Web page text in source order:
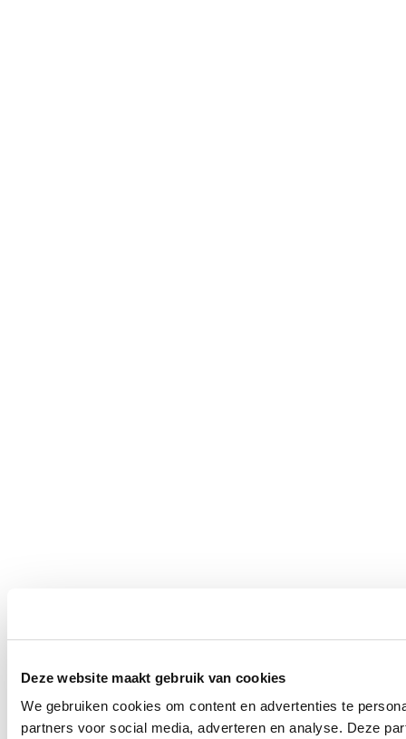
Deze website maakt gebruik van cookies
We gebruiken cookies om content en advertenties te
partners voor social media, adverteren en analyse. Deze